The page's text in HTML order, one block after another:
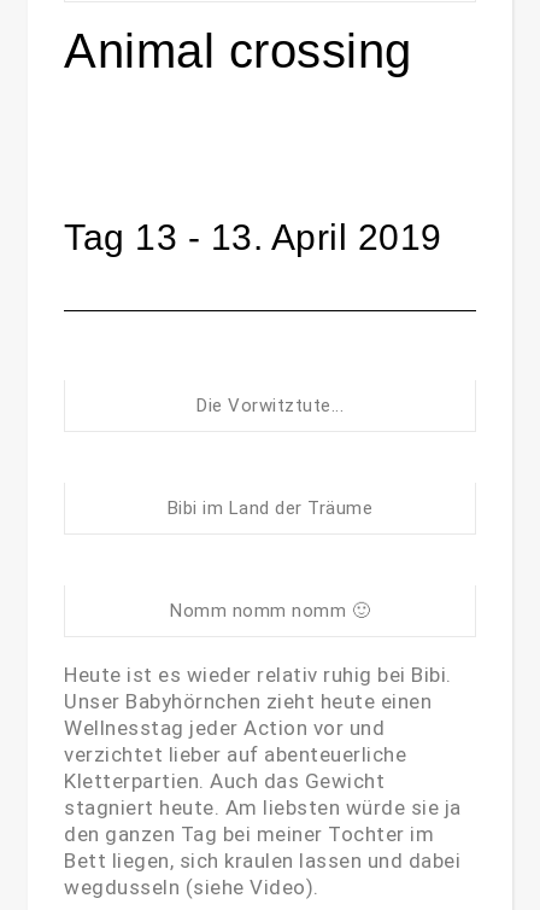
Animal crossing
Tag 13 - 13. April 2019
Die Vorwitztute...
Bibi im Land der Träume
Nomm nomm nomm 🙂
Heute ist es wieder relativ ruhig bei Bibi.
Unser Babyhörnchen zieht heute einen
Wellnesstag jeder Action vor und
verzichtet lieber auf abenteuerliche
Kletterpartien. Auch das Gewicht
stagniert heute. Am liebsten würde sie ja
den ganzen Tag bei meiner Tochter im
Bett liegen, sich kraulen lassen und dabei
wegdusseln (siehe Video).